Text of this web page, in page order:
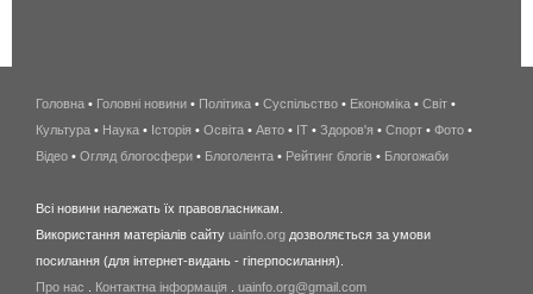
беспроводной
интернет
киев
wimax
в
Головна • Головні новини • Політика • Суспільство • Економіка • Світ •
Культура • Наука • Історія • Освіта • Авто • IT • Здоров'я • Спорт • Фото •
Відео • Огляд блогосфери • Блоголента • Рейтинг блогів • Блогожаби
Всі новини належать їх правовласникам.
Використання матеріалів сайту uainfo.org дозволяється за умови
посилання (для інтернет-видань - гіперпосилання).
Про нас
Контактна інформація uainfo.org@gmail.com